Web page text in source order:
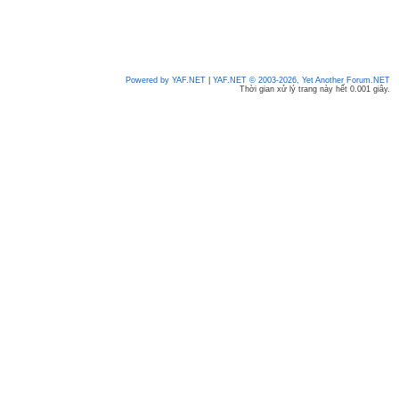
Powered by YAF.NET
YAF.NET © 2003-2026, Yet Another Forum.NET
Thời gian xử lý trang này hết 0.001 giây.